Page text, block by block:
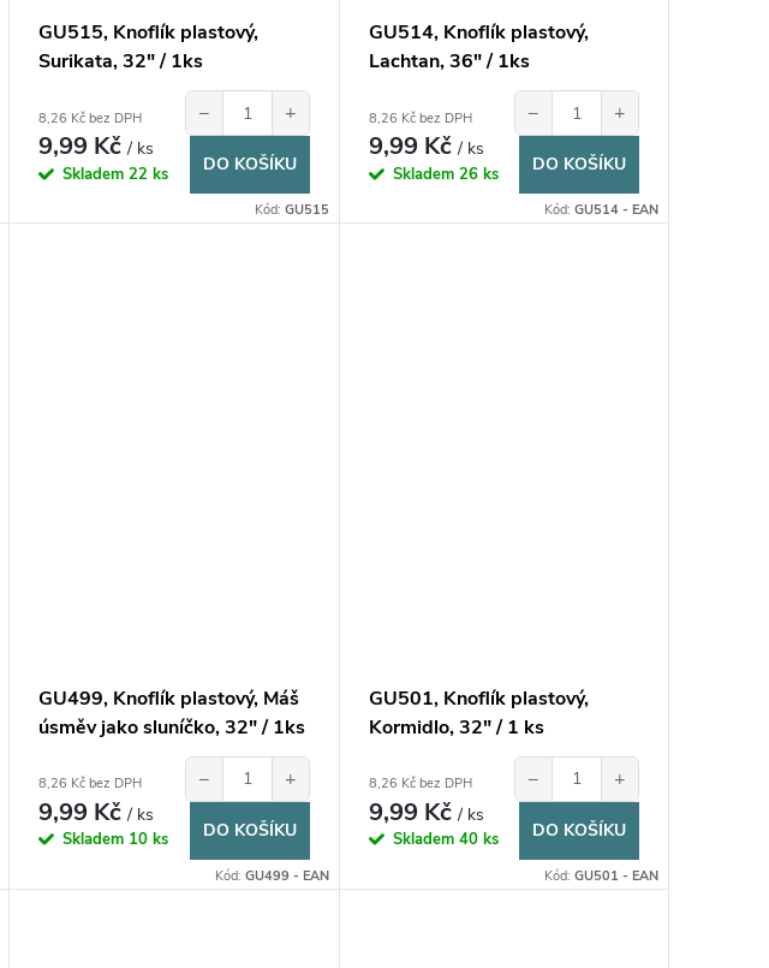
GU515, Knoflík plastový,
Surikata, 32" / 1ks
8,26 Kč bez DPH
9,99 Kč/ ks
Skladem22 ks
− +
DO KOŠÍKU
Kód: GU515
GU514, Knoflík plastový,
Lachtan, 36" / 1ks
8,26 Kč bez DPH
9,99 Kč/ ks
Skladem 26 ks
− +
DO KOŠÍKU
Kód: GU514 - EAN
GU499, Knoflík plastový, Máš
úsměv jako sluníčko, 32" / 1ks
8,26 Kč bez DPH
9,99 Kč/ ks
Skladem 10 ks
− +
DO KOŠÍKU
Kód: GU499 - EAN
GU501, Knoflík plastový,
Kormidlo, 32" / 1 ks
8,26 Kč bez DPH
9,99 Kč/ ks
Skladem 40 ks
− +
DO KOŠÍKU
Kód: GU501 - EAN